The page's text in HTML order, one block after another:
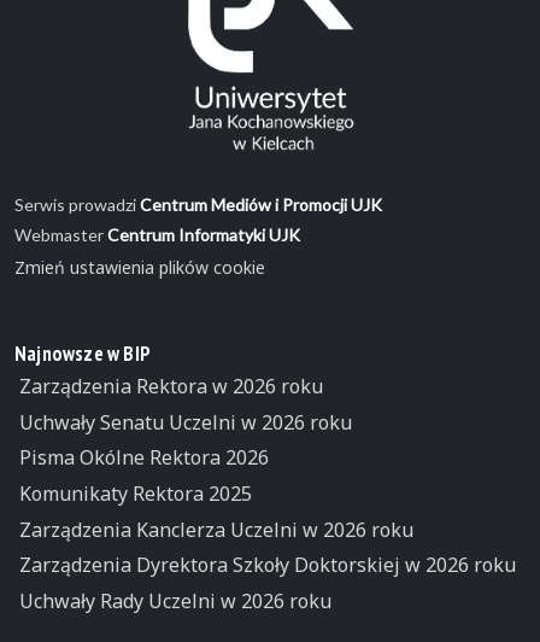
Serwis prowadziCentrum Mediów i Promocji UJK
WebmasterCentrum Informatyki UJK
Zmień ustawienia plików cookie
Najnowsze w BIP
Zarządzenia Rektora w 2026 roku
Uchwały Senatu Uczelni w 2026 roku
Pisma Okólne Rektora 2026
Komunikaty Rektora 2025
Zarządzenia Kanclerza Uczelni w 2026 roku
Zarządzenia Dyrektora Szkoły Doktorskiej w 2026 roku
Uchwały Rady Uczelni w 2026 roku